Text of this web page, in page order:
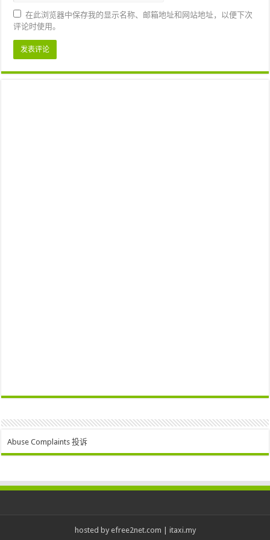
在此浏览器中保存我的显示名称、邮箱地址和网站地址，以便下次
评论时使用。
Abuse Complaints 投诉
hosted by efree2net.com itaxi.my